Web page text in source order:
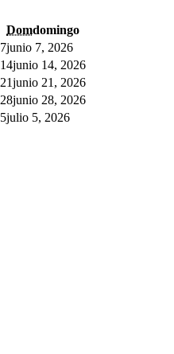
Domdomingo
7junio 7, 2026
14junio 14, 2026
21junio 21, 2026
28junio 28, 2026
5julio 5, 2026